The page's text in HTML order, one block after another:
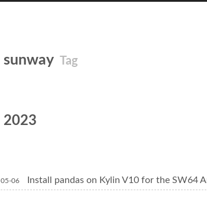
sunway Tag
2023
05-06 Install pandas on Kylin V10 for the SW64